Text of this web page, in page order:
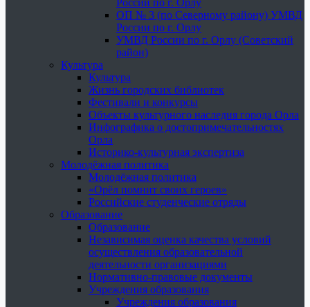
России по г. Орлу
ОП № 3 (по Северному району) УМВД
России по г. Орлу
УМВД России по г. Орлу (Советский
район)
Культура
Культура
Жизнь городских библиотек
Фестивали и конкурсы
Объекты культурного наследия города Орла
Инфографика о достопримечательностях
Орла
Историко-культурная экспертиза
Молодёжная политика
Молодёжная политика
«Орёл помнит своих героев»
Российские студенческие отряды
Образование
Образование
Независимая оценка качества условий
осуществления образовательной
деятельности организациями
Нормативно-правовые документы
Учреждения образования
Учреждения образования